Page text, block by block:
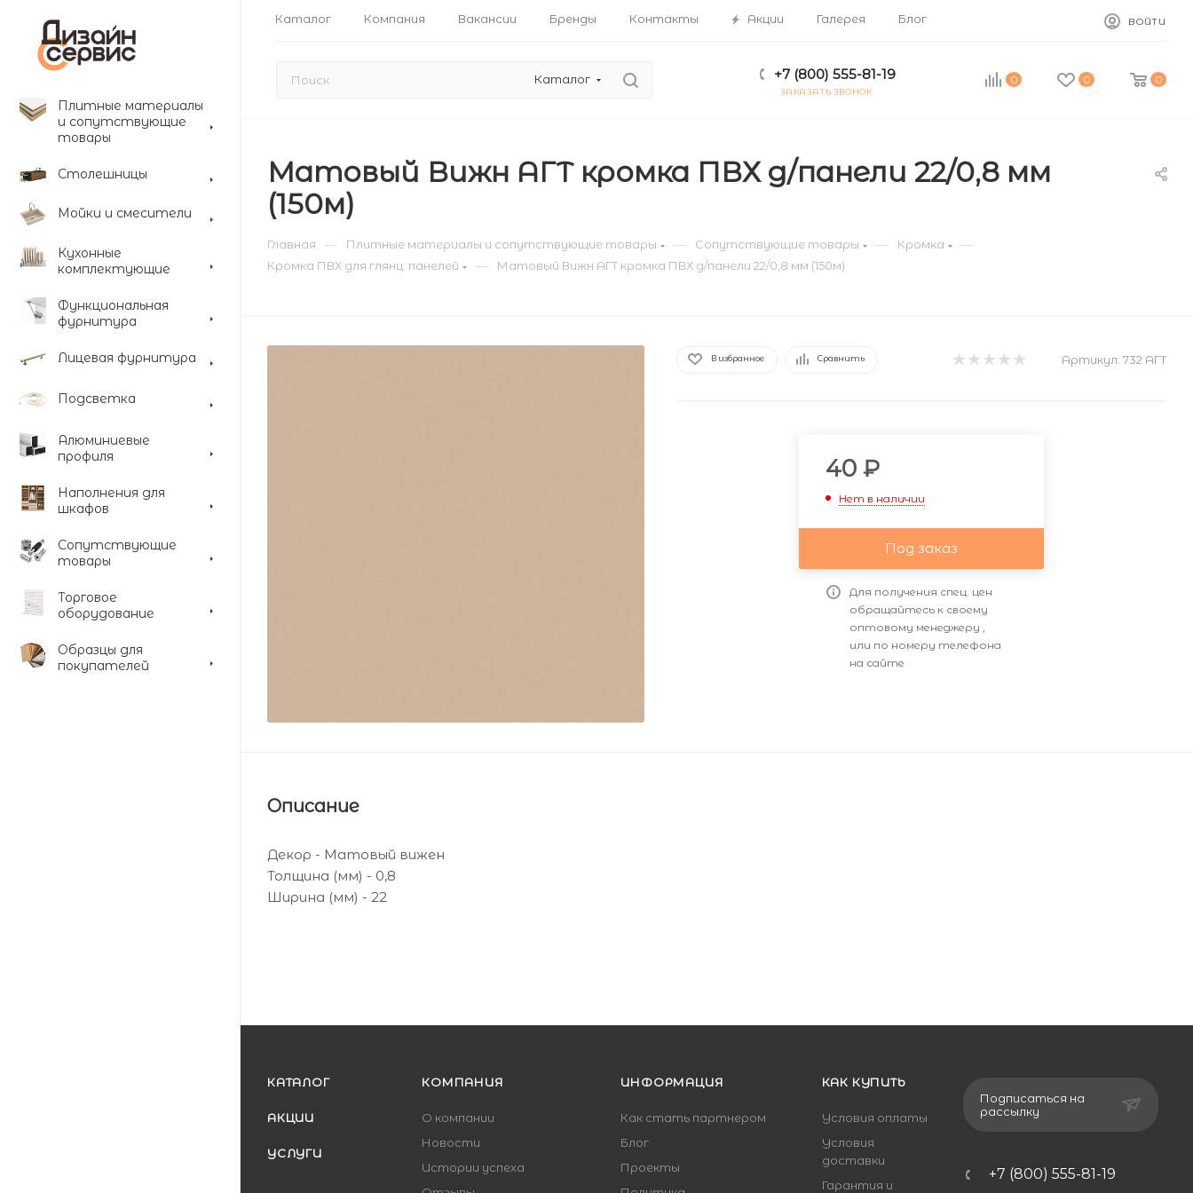
Каталог Компания Вакансии Бренды Контакты Акции Галерея Блог ВОЙТИ
Каталог +7 (800) 555-81-19
ЗАКАЗАТЬ ЗВОНОК
0 0 0
Плитные материалы
и сопутствующие
товары
Столешницы
Мойки и смесители
Кухонные
комплектующие
Функциональная
фурнитура
Лицевая фурнитура
Подсветка
Алюминиевые
профиля
Наполнения для
шкафов
Сопутствующие
товары
Торговое
оборудование
Образцы для
покупателей
Матовый Вижн АГТ кромка ПВХ д/панели 22/0,8 мм
(150м)
Главная — Плитные материалы и сопутствующие товары — Сопутствующие товары — Кромка —
Кромка ПВХ для глянц. панелей — Матовый Вижн АГТ кромка ПВХ д/панели 22/0,8 мм (150м)
В избранное Сравнить Артикул: 732 АГТ
40 ₽
Нет в наличии
Под заказ
Для получения спец. цен
обращайтесь к своему
оптовому менеджеру ,
или по номеру телефона
на сайте
Описание
Декор - Матовый вижен
Толщина (мм) - 0,8
Ширина (мм) - 22
КАТАЛОГ
АКЦИИ
УСЛУГИ
КОМПАНИЯ
О компании
Новости
Истории успеха
ИНФОРМАЦИЯ
Как стать партнером
Блог
Проекты
КАК КУПИТЬ
Условия оплаты
Условия
доставки
Гарантия и
Подписаться на
рассылку
+7 (800) 555-81-19